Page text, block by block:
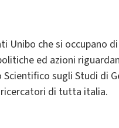
Unibo che si occupano
ed azioni
sugli Studi di
ricercatori di tutta italia.